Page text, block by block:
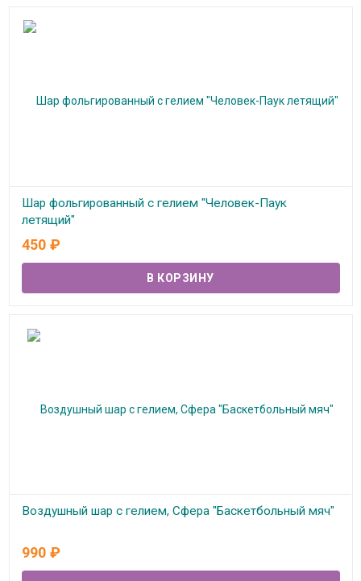
Шар фольгированный с гелием "Человек-Паук
летящий"
В наличии
450 ₽
Воздушный шар с гелием, Сфера "Баскетбольный мяч"
990 ₽